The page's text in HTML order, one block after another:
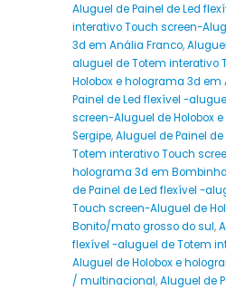
Aluguel de Painel de Led
interativo Touch screen-
3d em Anália Franco,
aluguel de Totem interativo
Holobox e holograma 3d em
Painel de Led flexível -
screen-Aluguel de Holobox
Sergipe,Aluguel de Painel
Totem interativo Touch
holograma 3d em
de Painel de Led flexível -
Touch screen-Aluguel de
Bonito/mato grosso do sul,
flexível -aluguel de Totem
Aluguel de Holobox e
/ multinacional,Aluguel de